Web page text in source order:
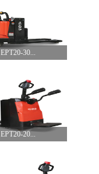
EPT20-30...
EPT20-20...